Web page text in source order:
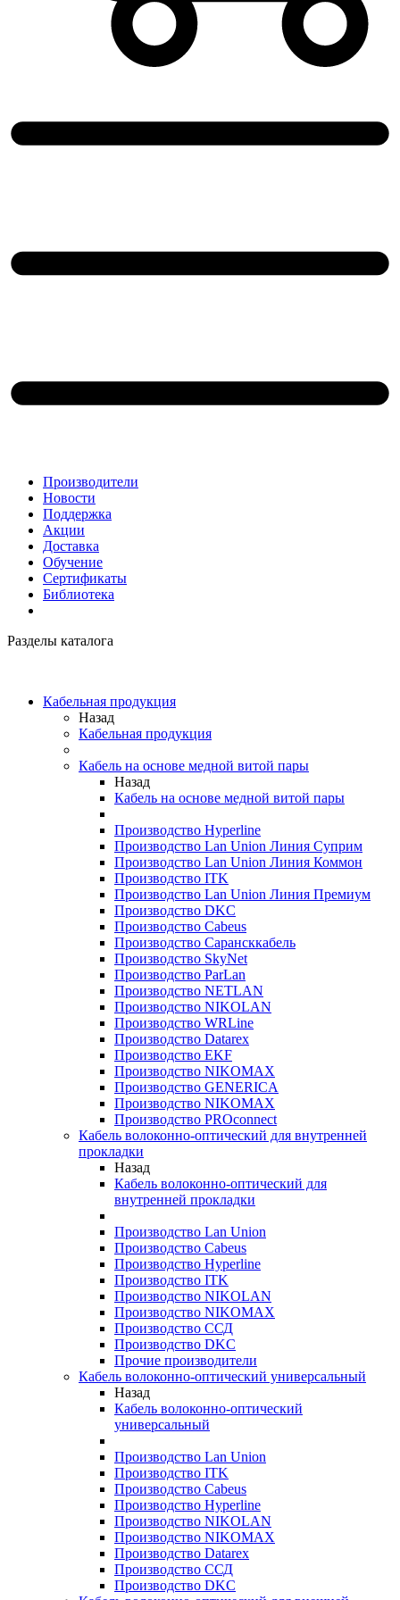
Производители
Новости
Поддержка
Акции
Доставка
Обучение
Сертификаты
Библиотека
Разделы каталога
Кабельная продукция
Назад
Кабельная продукция
Кабель на основе медной витой пары
Назад
Кабель на основе медной витой пары
Производство Hyperline
Производство Lan Union Линия Суприм
Производство Lan Union Линия Коммон
Производство ITK
Производство Lan Union Линия Премиум
Производство DKC
Производство Cabeus
Производство Сарансккабель
Производство SkyNet
Производство ParLan
Производство NETLAN
Производство NIKOLAN
Производство WRLine
Производство Datarex
Производство EKF
Производство NIKOMAX
Производство GENERICA
Производство NIKOMAX
Производство PROconnect
Кабель волоконно-оптический для внутренней
прокладки
Назад
Кабель волоконно-оптический для
внутренней прокладки
Производство Lan Union
Производство Cabeus
Производство Hyperline
Производство ITK
Производство NIKOLAN
Производство NIKOMAX
Производство ССД
Производство DKC
Прочие производители
Кабель волоконно-оптический универсальный
Назад
Кабель волоконно-оптический
универсальный
Производство Lan Union
Производство ITK
Производство Cabeus
Производство Hyperline
Производство NIKOLAN
Производство NIKOMAX
Производство Datarex
Производство ССД
Производство DKC